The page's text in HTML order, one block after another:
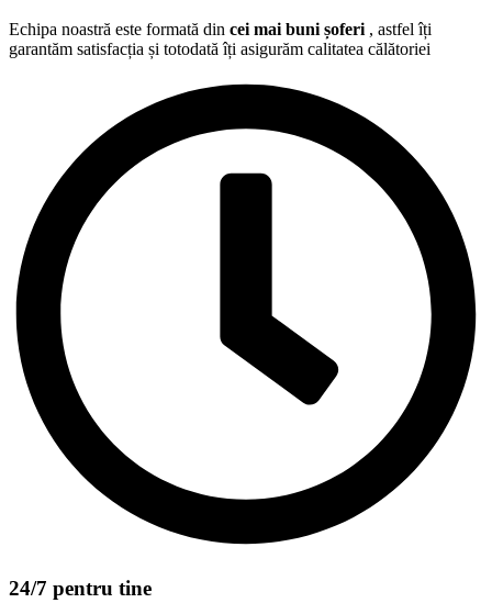
Echipa noastră este formată din cei mai buni șoferi , astfel îți
garantăm satisfacția și totodată îți asigurăm calitatea călătoriei
24/7 pentru tine